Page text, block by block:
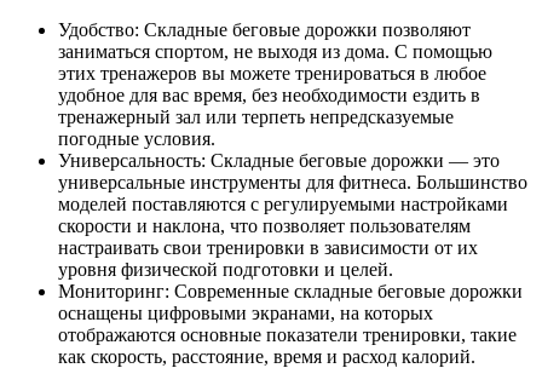
Удобство: Складные беговые дорожки позволяют
заниматься спортом, не выходя из дома. С помощью
этих тренажеров вы можете тренироваться в любое
удобное для вас время, без необходимости ездить в
тренажерный зал или терпеть непредсказуемые
погодные условия.
Универсальность: Складные беговые дорожки — это
универсальные инструменты для фитнеса. Большинство
моделей поставляются с регулируемыми настройками
скорости и наклона, что позволяет пользователям
настраивать свои тренировки в зависимости от их
уровня физической подготовки и целей.
Мониторинг: Современные складные беговые дорожки
оснащены цифровыми экранами, на которых
отображаются основные показатели тренировки, такие
как скорость, расстояние, время и расход калорий.